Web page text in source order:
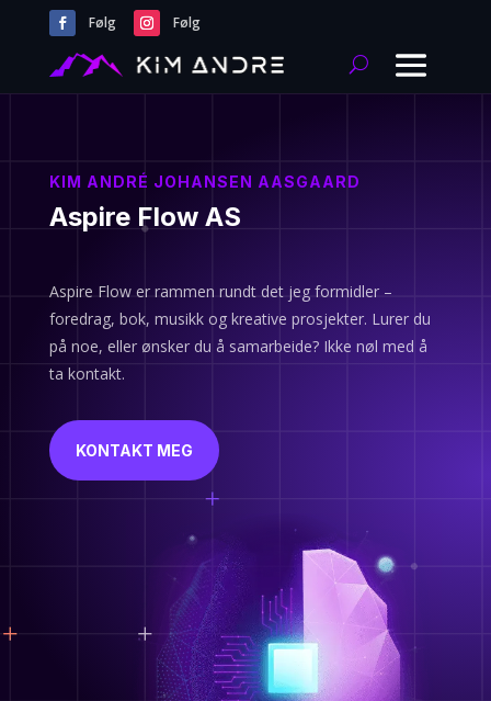
Følg Følg
KIM ANDRÉ JOHANSEN AASGAARD
Aspire Flow AS
Aspire Flow er rammen rundt det jeg formidler –
foredrag, bok, musikk og kreative prosjekter. Lurer du
på noe, eller ønsker du å samarbeide? Ikke nøl med å
ta kontakt.
KONTAKT MEG